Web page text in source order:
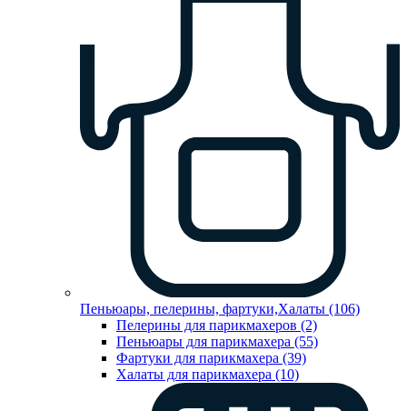
Пеньюары, пелерины, фартуки,Халаты (106)
Пелерины для парикмахеров (2)
Пеньюары для парикмахера (55)
Фартуки для парикмахера (39)
Халаты для парикмахера (10)